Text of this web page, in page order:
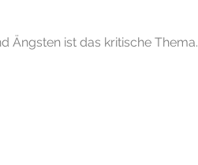
Ängsten ist das kritische Thema.